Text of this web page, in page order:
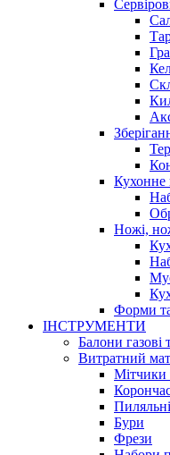
Кухонне
Ножі,
Форми
ІНСТРУМЕНТИ
Балони газові
Витратний
Мітчики
Бури
Фрези